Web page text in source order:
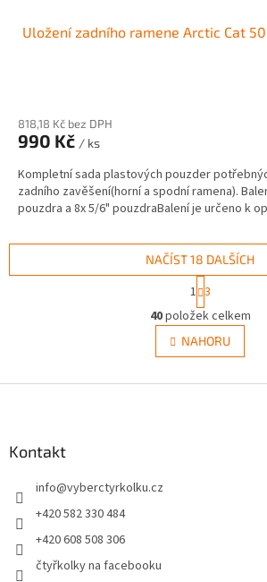
Uložení zadního ramene Arctic Cat
produktu
je
z
5
hvězdiček.
818,18 Kč bez DPH
990 Kč / ks
Kompletní sada plastových pouzder
zadního zavěšení(horní a spodní ramena).
pouzdra a 8x 5/6" pouzdraBalení je určeno k
O
v
l
á
NAČÍST 18 DALŠÍCH
t
r
á
n
k
v
1 3
40položek celkem
NAHORU
Kontakt
info@vyberctyrkolku.cz
+420 582 330 484
+420 608 508 306
čtyřkolky na facebooku